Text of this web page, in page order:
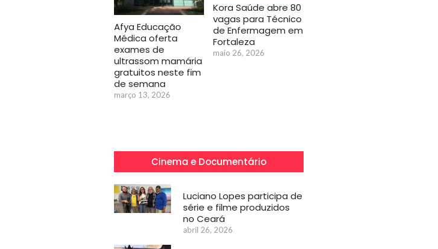
Afya Educação
Médica oferta
exames de
ultrassom mamária
gratuitos neste fim
de semana
março 13, 2026
Kora Saúde abre 80
vagas para Técnico
de Enfermagem em
Fortaleza
maio 26, 2026
Cinema e Documentário
Luciano Lopes participa de
série e filme produzidos
no Ceará
abril 26, 2026